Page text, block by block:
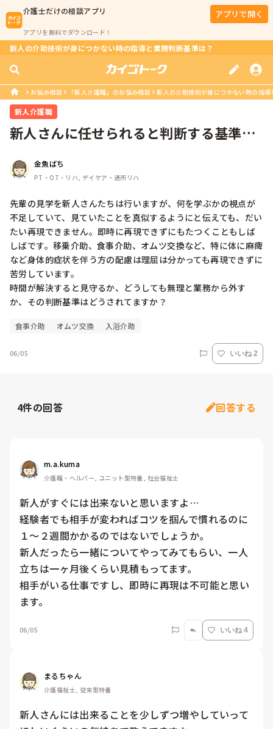
介護士だけの相談アプリ
アプリを無料でダウンロード！
アプリで開く
新人の介助技術が身につかない時の指導と業務判断基準は？
お悩み相談 「新人介護職」のお悩み相談 新人の介助技術が身につかない時の指
新人介護職
新人さんに任せられると判断する基準は
金魚ばち
PT・OT・リハ, デイケア・通所リハ
先輩の見学を新人さんたちは行いますが、何を学ぶかの視点が
不足していて、見ていたことを真似するようにと伝えても、だい
たい再現できません。即時に再現できずにもたつくこともしば
しばです。移乗介助、食事介助、オムツ交換など、特に体に麻痺
など身体的症状を伴う方の配慮は理屈は分かっても再現できずに
苦労しています。
時間が解決すると見守るか、どうしても無理と業務から外す
か、その判断基準はどうされてますか？
食事介助 オムツ交換 入浴介助
06/05 いいね 2
4件の回答 回答する
m.a.kuma
介護職・ヘルパー, ユニット型特養, 社会福祉士
新人がすぐには出来ないと思いますよ…
経験者でも相手が変わればコツを掴んで慣れるのに
１〜２週間かかるのではないでしょうか。
新人だったら一緒についてやってみてもらい、一人
立ちは一ヶ月後くらい見積もってます。
相手がいる仕事ですし、即時に再現は不可能と思い
ます。
06/05 いいね 4
まるちゃん
介護福祉士, 従来型特養
新人さんには出来ることを少しずつ増やしていって